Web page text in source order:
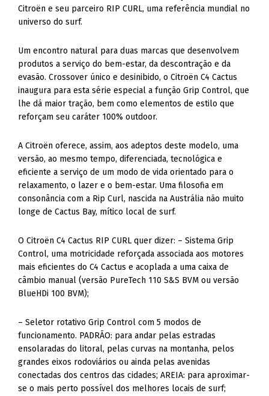
Citroën e seu parceiro RIP CURL, uma referência mundial no
universo do surf.
Um encontro natural para duas marcas que desenvolvem
produtos a serviço do bem-estar, da descontração e da
evasão. Crossover único e desinibido, o Citroën C4 Cactus
inaugura para esta série especial a função Grip Control, que
lhe dá maior tração, bem como elementos de estilo que
reforçam seu caráter 100% outdoor.
A Citroën oferece, assim, aos adeptos deste modelo, uma
versão, ao mesmo tempo, diferenciada, tecnológica e
eficiente a serviço de um modo de vida orientado para o
relaxamento, o lazer e o bem-estar. Uma filosofia em
consonância com a Rip Curl, nascida na Austrália não muito
longe de Cactus Bay, mítico local de surf.
O Citroën C4 Cactus RIP CURL quer dizer: – Sistema Grip
Control, uma motricidade reforçada associada aos motores
mais eficientes do C4 Cactus e acoplada a uma caixa de
câmbio manual (versão PureTech 110 S&S BVM ou versão
BlueHDi 100 BVM);
– Seletor rotativo Grip Control com 5 modos de
funcionamento. PADRÃO: para andar pelas estradas
ensolaradas do litoral, pelas curvas na montanha, pelos
grandes eixos rodoviários ou ainda pelas avenidas
conectadas dos centros das cidades; AREIA: para aproximar-
se o mais perto possível dos melhores locais de surf;